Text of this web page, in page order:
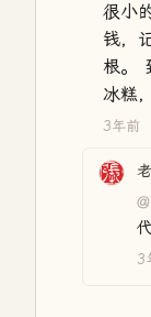
很小
钱，
根。
冰糕
3年前
3